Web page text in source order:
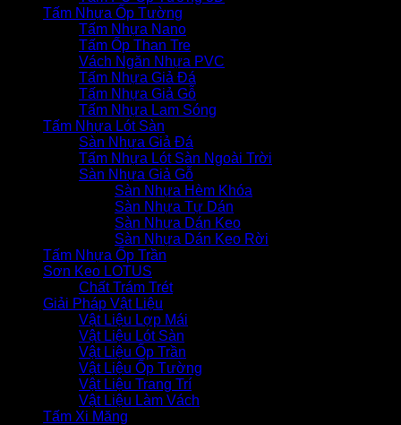
Tấm Nhựa Ốp Tường
Tấm Nhựa Nano
Tấm Ốp Than Tre
Vách Ngăn Nhựa PVC
Tấm Nhựa Giả Đá
Tấm Nhựa Giả Gỗ
Tấm Nhựa Lam Sóng
Tấm Nhựa Lót Sàn
Sàn Nhựa Giả Đá
Tấm Nhựa Lót Sàn Ngoài Trời
Sàn Nhựa Giả Gỗ
Sàn Nhựa Hèm Khóa
Sàn Nhựa Tự Dán
Sàn Nhựa Dán Keo
Sàn Nhựa Dán Keo Rời
Tấm Nhựa Ốp Trần
Sơn Keo LOTUS
Chất Trám Trét
Giải Pháp Vật Liệu
Vật Liệu Lợp Mái
Vật Liệu Lót Sàn
Vật Liệu Ốp Trần
Vật Liệu Ốp Tường
Vật Liệu Trang Trí
Vật Liệu Làm Vách
Tấm Xi Măng